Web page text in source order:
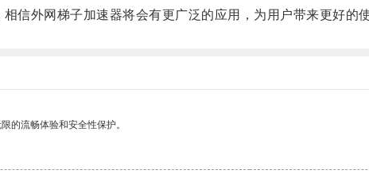
外网梯子加速器将会有更广泛的应用，为用户带来更好的使
的流畅体验和安全性保护。